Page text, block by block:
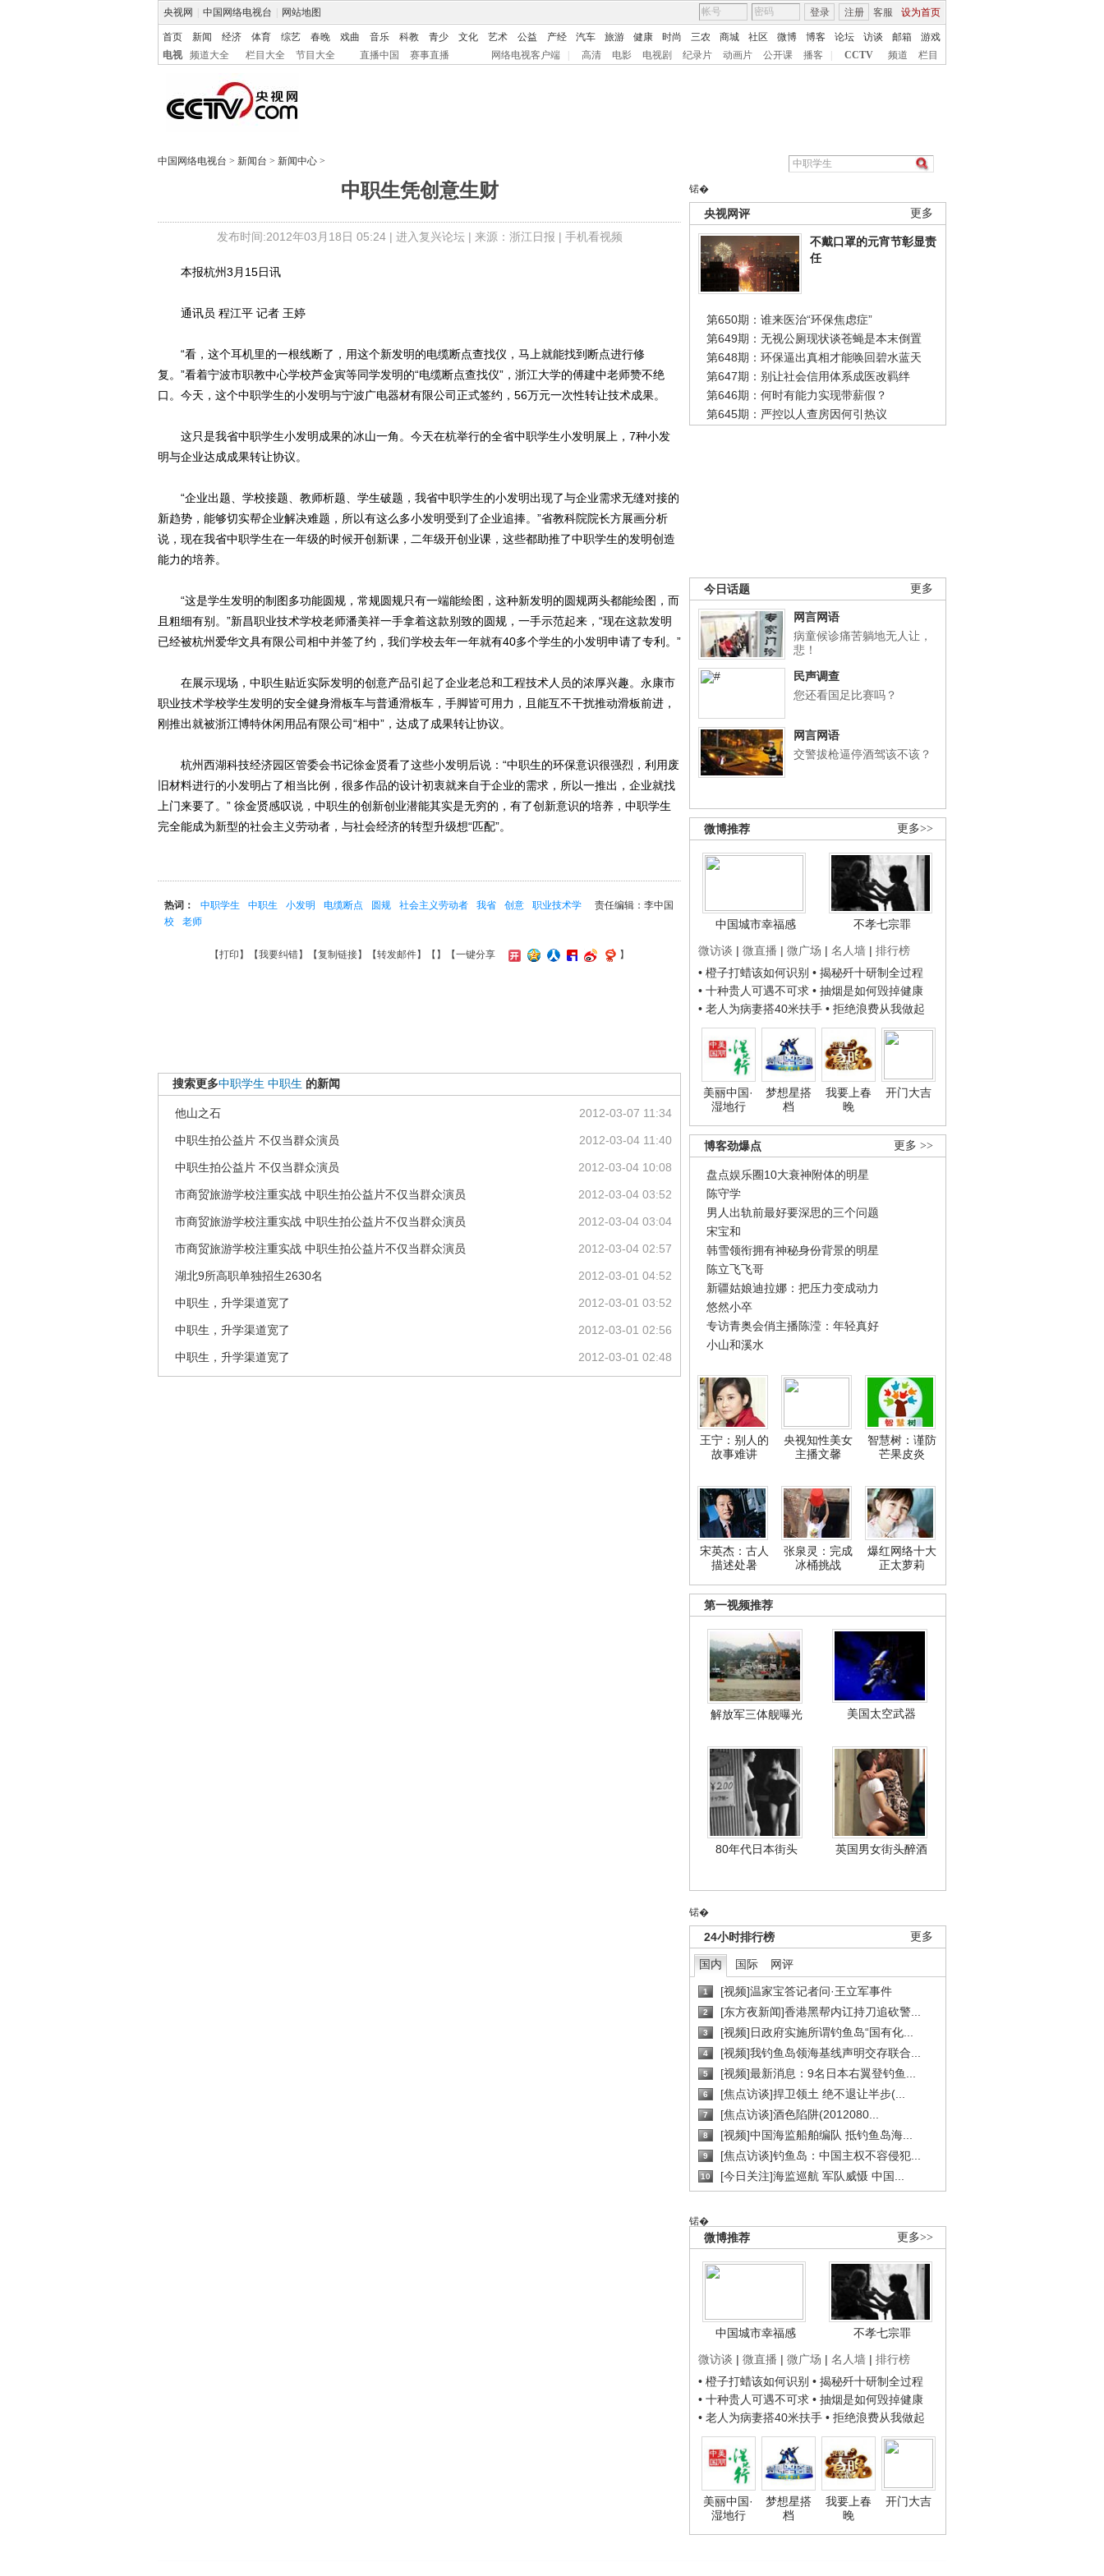
央视网 中国网络电视台 网站地图 客服 设为首页
登录 注册
首页 新闻 经济 体育 综艺 春晚 戏曲 音乐 科教 青少 文化 艺术 公益 产经 汽车 旅游 健康 时尚 三农 商城 社区 微博 博客 论坛 访谈 邮箱
游戏
电视
频道大全 栏目大全 节目大全 直播中国 赛事直播 网络电视客户端 高清 电影 电视剧 纪录片 动画片 公开课 播客 CCTV 频道 栏目
中国网络电视台 > 新闻台 > 新闻中心 >
中职生凭创意生财
发布时间:2012年03月18日 05:24 | 进入复兴论坛| 来源：浙江日报 | 手机看视频
锘�
更多
央视网评
不戴口罩的元宵节彰显责
任
第650期：谁来医治“环保焦虑症”
第649期：无视公厕现状谈苍蝇是本末倒置
第648期：环保逼出真相才能唤回碧水蓝天
第647期：别让社会信用体系成医改羁绊
第646期：何时有能力实现带薪假？
第645期：严控以人查房因何引热议
更多
今日话题
网言网语
病童候诊痛苦躺地无人让，
悲！
民声调查
您还看国足比赛吗？
网言网语
交警拔枪逼停酒驾该不该？
更多>>
微博推荐
中国城市幸福感
不孝七宗罪
微访谈 | 微直播 | 微广场 | 名人墙 | 排行榜
• 橙子打蜡该如何识别 • 揭秘歼十研制全过程
• 十种贵人可遇不可求 • 抽烟是如何毁掉健康
• 老人为病妻搭40米扶手 • 拒绝浪费从我做起
美丽中国·
湿地行
梦想星搭
档
我要上春
晚
开门大吉
更多 >>
博客劲爆点
盘点娱乐圈10大衰神附体的明星
陈守学
男人出轨前最好要深思的三个问题
宋宝和
韩雪领衔拥有神秘身份背景的明星
陈立飞飞哥
新疆姑娘迪拉娜：把压力变成动力
悠然小卒
专访青奥会俏主播陈滢：年轻真好
小山和溪水
王宁：别人的
故事难讲
央视知性美女
主播文馨
智慧树：谨防
芒果皮炎
宋英杰：古人
描述处暑
张泉灵：完成
冰桶挑战
爆红网络十大
正太萝莉
第一视频推荐
解放军三体舰曝光 美国太空武器
80年代日本街头 英国男女街头醉酒
锘�
更多
24小时排行榜
国内 国际 网评
1 [视频]温家宝答记者问·王立军事件
2 [东方夜新闻]香港黑帮内讧持刀追砍警...
3 [视频]日政府实施所谓钓鱼岛“国有化...
4 [视频]我钓鱼岛领海基线声明交存联合...
5 [视频]最新消息：9名日本右翼登钓鱼...
6 [焦点访谈]捍卫领土 绝不退让半步(...
7 [焦点访谈]酒色陷阱(2012080...
8 [视频]中国海监船舶编队 抵钓鱼岛海...
9 [焦点访谈]钓鱼岛：中国主权不容侵犯...
10 [今日关注]海监巡航 军队威慑 中国...
锘�
更多>>
微博推荐
中国城市幸福感
不孝七宗罪
微访谈 | 微直播 | 微广场 | 名人墙 | 排行榜
• 橙子打蜡该如何识别 • 揭秘歼十研制全过程
• 十种贵人可遇不可求 • 抽烟是如何毁掉健康
• 老人为病妻搭40米扶手 • 拒绝浪费从我做起
美丽中国·
湿地行
梦想星搭
档
我要上春
晚
开门大吉
本报杭州3月15日讯
通讯员 程江平 记者 王婷
“看，这个耳机里的一根线断了，用这个新发明的电缆断点查找仪，马上就能找到断点进行修
复。”看着宁波市职教中心学校芦金寅等同学发明的“电缆断点查找仪”，浙江大学的傅建中老师赞不绝
口。今天，这个中职学生的小发明与宁波广电器材有限公司正式签约，56万元一次性转让技术成果。
这只是我省中职学生小发明成果的冰山一角。今天在杭举行的全省中职学生小发明展上，7种小发
明与企业达成成果转让协议。
“企业出题、学校接题、教师析题、学生破题，我省中职学生的小发明出现了与企业需求无缝对接的
新趋势，能够切实帮企业解决难题，所以有这么多小发明受到了企业追捧。”省教科院院长方展画分析
说，现在我省中职学生在一年级的时候开创新课，二年级开创业课，这些都助推了中职学生的发明创造
能力的培养。
“这是学生发明的制图多功能圆规，常规圆规只有一端能绘图，这种新发明的圆规两头都能绘图，而
且粗细有别。”新昌职业技术学校老师潘美祥一手拿着这款别致的圆规，一手示范起来，“现在这款发明
已经被杭州爱华文具有限公司相中并签了约，我们学校去年一年就有40多个学生的小发明申请了专利。”
在展示现场，中职生贴近实际发明的创意产品引起了企业老总和工程技术人员的浓厚兴趣。永康市
职业技术学校学生发明的安全健身滑板车与普通滑板车，手脚皆可用力，且能互不干扰推动滑板前进，
刚推出就被浙江博特休闲用品有限公司“相中”，达成了成果转让协议。
杭州西湖科技经济园区管委会书记徐金贤看了这些小发明后说：“中职生的环保意识很强烈，利用废
旧材料进行的小发明占了相当比例，很多作品的设计初衷就来自于企业的需求，所以一推出，企业就找
上门来要了。” 徐金贤感叹说，中职生的创新创业潜能其实是无穷的，有了创新意识的培养，中职学生
完全能成为新型的社会主义劳动者，与社会经济的转型升级想“匹配”。
责任编辑：李中国
热词： 中职学生 中职生 小发明 电缆断点 圆规 社会主义劳动者 我省 创意
职业技术学
校
老师
【打印 】【我要纠错】【复制链接】【转发邮件】【 】 【一键分享 】
搜索更多中职学生 中职生 的新闻
2012-03-07 11:34
他山之石
2012-03-04 11:40
中职生拍公益片 不仅当群众演员
2012-03-04 10:08
中职生拍公益片 不仅当群众演员
2012-03-04 03:52
市商贸旅游学校注重实战 中职生拍公益片不仅当群众演员
2012-03-04 03:04
市商贸旅游学校注重实战 中职生拍公益片不仅当群众演员
2012-03-04 02:57
市商贸旅游学校注重实战 中职生拍公益片不仅当群众演员
2012-03-01 04:52
湖北9所高职单独招生2630名
2012-03-01 03:52
中职生，升学渠道宽了
2012-03-01 02:56
中职生，升学渠道宽了
2012-03-01 02:48
中职生，升学渠道宽了